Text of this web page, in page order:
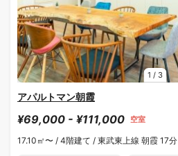
1 / 3
アパルトマン朝霞
¥69,000 - ¥111,000 空室
17.10㎡〜 / 4階建て / 東武東上線 朝霞 17分